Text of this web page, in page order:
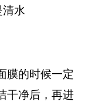
膜的时候一定
干净后，再进